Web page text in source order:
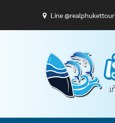
content
Line @realphukettour